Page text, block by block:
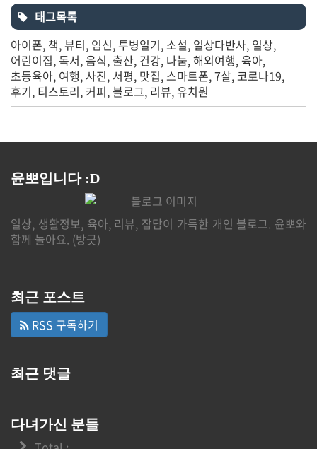
태그목록
아이폰 책 뷰티 임신 투병일기 소설 일상다반사 일상
어린이집 독서 음식 출산 건강 나눔 해외여행 육아
초등육아 여행 사진 서평 맛집 스마트폰 7살 코로나19
후기 티스토리 커피 블로그 리뷰 유치원
윤뽀입니다 :D
일상, 생활정보, 육아, 리뷰, 잡담이 가득한 개인 블로그. 윤뽀와
함께 놀아요. (방긋)
최근 포스트
RSS 구독하기
최근 댓글
다녀가신 분들